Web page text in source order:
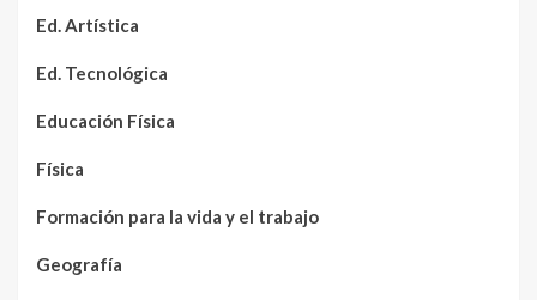
Ed. Artística
Ed. Tecnológica
Educación Física
Física
Formación para la vida y el trabajo
Geografía